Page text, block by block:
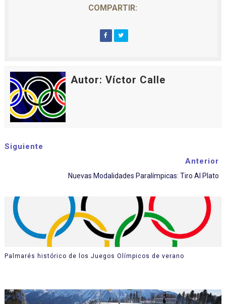
COMPARTIR:
Autor: Víctor Calle
Siguiente
Anterior
Nuevas Modalidades Paralímpicas: Tiro Al Plato
Palmarés histórico de los Juegos Olímpicos de verano